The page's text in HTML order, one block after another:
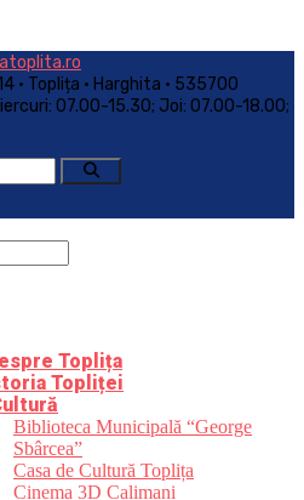
• Toplița • Harghita • 535700
07.00-15.30; Joi: 07.00-18.00;
Toplița
Topliței
Biblioteca Municipală “George
Sbârcea”
Casa de Cultură Toplița
Cinema 3D Calimani